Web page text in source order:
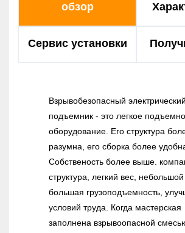
обзор
Сервис установки
Взрывобезопасный электрический
подъемник - это легкое
оборудование. Его структура
разумна, его сборка более
Собственость более выше.
структура, легкий вес,
большая грузоподъемность,
условий труда. Когда мастерская
заполнена взрывоопасной